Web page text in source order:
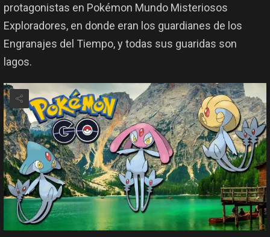
protagonistas en Pokémon Mundo Misteriosos
Exploradores, en donde eran los guardianes de los
Engranajes del Tiempo, y todas sus guaridas son
lagos.